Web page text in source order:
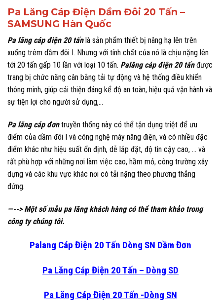
Pa Lăng Cáp Điện Dầm Đôi 20 Tấn –
SAMSUNG Hàn Quốc
Pa lăng cáp điện 20 tấnlà sản phẩm thiết bị nâng hạ lên trên
xuống trêm dầm đôi I. Nhưng với tính chất của nó là chịu nặng lên
tới 20 tấn gấp 10 lần với loại 10 tấn. Palăng cáp điện 20 tấnđược
trang bị chức năng cân bằng tải tự động và hệ thống điều khiển
thông minh, giúp cải thiện đáng kể độ an toàn, hiệu quả vận hành và
sự tiện lợi cho người sử dụng,…
Pa lăng cáp đơn truyền thống này có thể tận dụng triệt để ưu
điểm của dầm đôi I và công nghệ máy nâng điện, và có nhiều đặc
điểm khác như hiệu suất ổn định, dễ lắp đặt, độ tin cậy cao, … và
rất phù hợp với những nơi làm việc cao, hầm mỏ, công trường xây
dựng và các khu vực khác nơi có tải nặng theo phương thẳng
đứng.
—--> Một số mẫu pa lăng khách hàng có thể tham khảo trong
công ty chúng tôi.
Palang Cáp Điện 20 Tấn Dòng SN Dầm Đơn
Pa Lăng Cáp Điện 20 Tấn – Dòng SD
Pa Lăng Cáp Điện 20 Tấn -Dòng SN